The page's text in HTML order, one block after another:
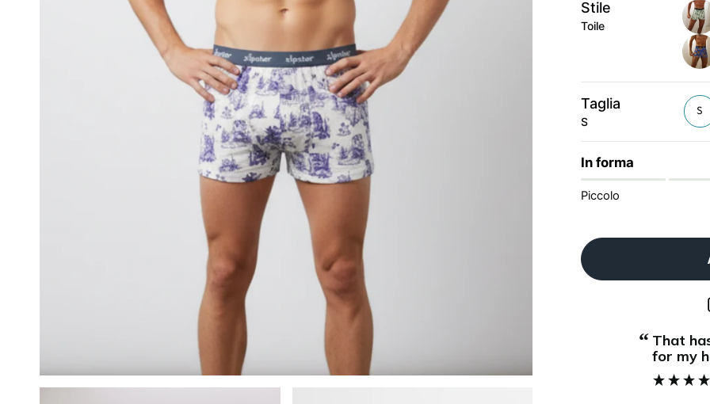
Stile
Toile
Taglia
S
S
In forma
Piccolo
“ That has been a great birthday present
for my